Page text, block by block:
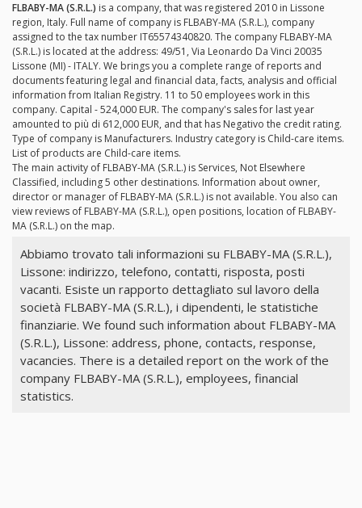
FLBABY-MA (S.R.L.) is a company, that was registered 2010 in Lissone
region, Italy. Full name of company is FLBABY-MA (S.R.L.), company
assigned to the tax number IT65574340820. The company FLBABY-MA
(S.R.L.) is located at the address: 49/51, Via Leonardo Da Vinci 20035
Lissone (MI) - ITALY. We brings you a complete range of reports and
documents featuring legal and financial data, facts, analysis and official
information from Italian Registry. 11 to 50 employees work in this
company. Capital - 524,000 EUR. The company's sales for last year
amounted to più di 612,000 EUR, and that has Negativo the credit rating.
Type of company is Manufacturers. Industry category is Child-care items.
List of products are Child-care items.
The main activity of FLBABY-MA (S.R.L.) is Services, Not Elsewhere
Classified, including 5 other destinations. Information about owner,
director or manager of FLBABY-MA (S.R.L.) is not available. You also can
view reviews of FLBABY-MA (S.R.L.), open positions, location of FLBABY-
MA (S.R.L.) on the map.
Abbiamo trovato tali informazioni su FLBABY-MA (S.R.L.),
Lissone: indirizzo, telefono, contatti, risposta, posti
vacanti. Esiste un rapporto dettagliato sul lavoro della
società FLBABY-MA (S.R.L.), i dipendenti, le statistiche
finanziarie. We found such information about FLBABY-MA
(S.R.L.), Lissone: address, phone, contacts, response,
vacancies. There is a detailed report on the work of the
company FLBABY-MA (S.R.L.), employees, financial
statistics.